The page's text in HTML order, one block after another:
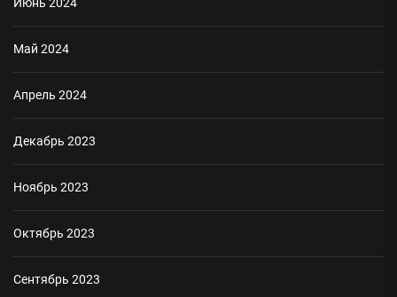
Май 2024
Апрель 2024
Декабрь 2023
Ноябрь 2023
Октябрь 2023
Сентябрь 2023